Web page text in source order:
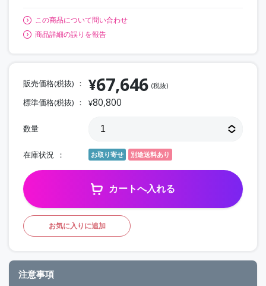
この商品について問い合わせ
商品詳細の誤りを報告
販売価格(税抜) ¥67,646 (税抜)
標準価格(税抜) ¥80,800
数量
在庫状況 お取り寄せ 別途送料あり
カートへ入れる
お気に入りに追加
注意事項